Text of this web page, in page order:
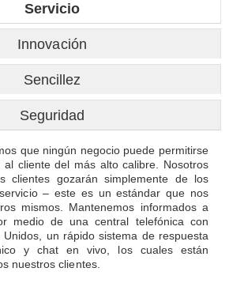
Servicio
Innovación
Sencillez
Seguridad
que ningún negocio puede permitirse
al cliente del más alto calibre. Nosotros
clientes gozarán simplemente de los
– este es un estándar que nos
mismos. Mantenemos informados a
medio de una central telefónica con
un rápido sistema de respuesta
y chat en vivo, los cuales están
nuestros clientes.